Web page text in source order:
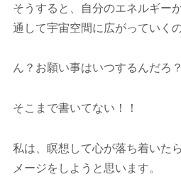
そうすると、自分のエネルギー
通して宇宙空間に広がっていく
ん？お願い事はいつするんだろ？
そこまで書いてない！！
私は、瞑想して心が落ち着いた
メージをしようと思います。